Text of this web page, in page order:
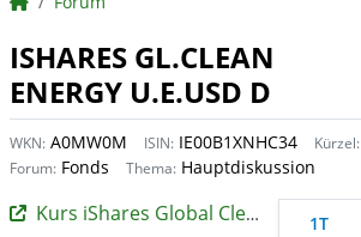
ISHARES GL.CLEAN
ENERGY U.E.USD D
WKN: A0MW0M ISIN: IE00B1XNHC34 Kürzel:
Forum: Fonds Thema: Hauptdiskussion
Kurs iShares Global Clean Energy UCITS ETF 1T